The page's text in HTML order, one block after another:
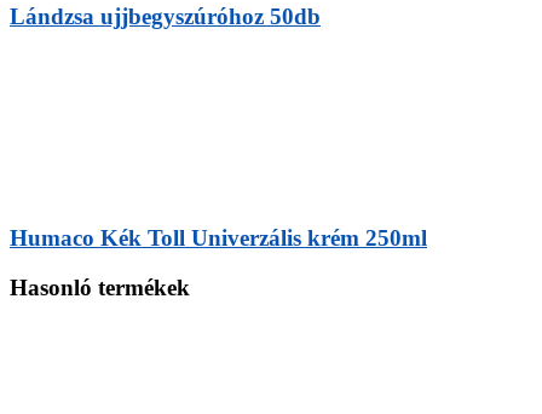
Lándzsa ujjbegyszúróhoz 50db
Humaco Kék Toll Univerzális krém 250ml
Hasonló termékek